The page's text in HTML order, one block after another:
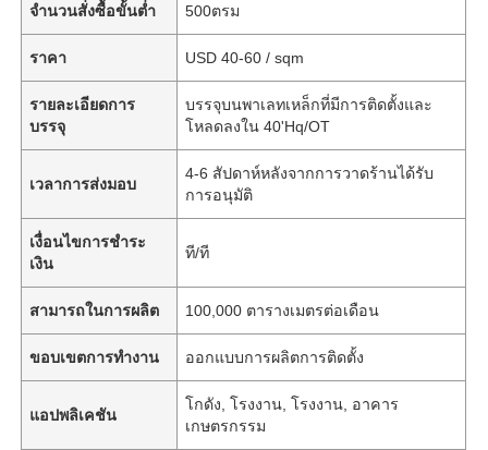
จำนวนสั่งซื้อขั้นต่ำ 500ตรม
ราคา USD 40-60 / sqm
รายละเอียดการ
บรรจุ
บรรจุบนพาเลทเหล็กที่มีการติดตั้งและ
โหลดลงใน 40'Hq/OT
เวลาการส่งมอบ
4-6 สัปดาห์หลังจากการวาดร้านได้รับ
การอนุมัติ
เงื่อนไขการชำระ
เงิน
ที/ที
สามารถในการผลิต 100,000 ตารางเมตรต่อเดือน
ขอบเขตการทำงาน ออกแบบการผลิตการติดตั้ง
แอปพลิเคชัน
โกดัง, โรงงาน, โรงงาน, อาคาร
เกษตรกรรม